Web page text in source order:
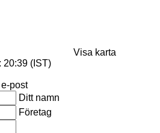
Visa karta
20:39 (IST)
post
Ditt namn
Företag